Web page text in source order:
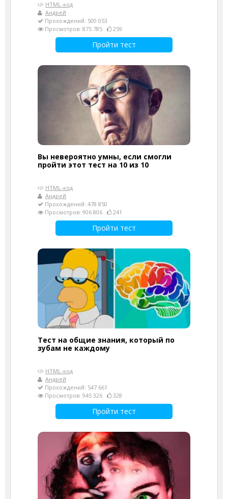
HTML-код
Андрей
Прохождений: 500 053
Просмотров: 875 785
259
Пройти тест
Вы невероятно умны, если смогли
пройти этот тест на 10 из 10
HTML-код
Андрей
Прохождений: 478 850
Просмотров: 906 806
241
Пройти тест
Тест на общие знания, который по
зубам не каждому
HTML-код
Андрей
Прохождений: 547 661
Просмотров: 945 326
328
Пройти тест